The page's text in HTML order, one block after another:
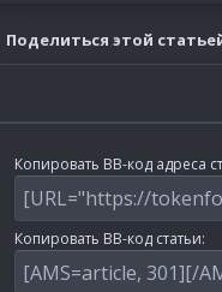
Поделиться этой
Копировать BB-код адреса
Копировать BB-код статьи